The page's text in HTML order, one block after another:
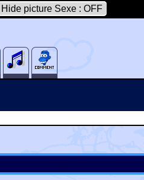
Hide picture Sexe : OFF